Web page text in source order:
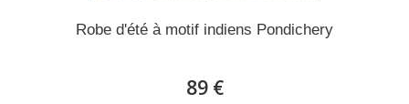
Robe d'été à motif indiens Pondichery
89 €